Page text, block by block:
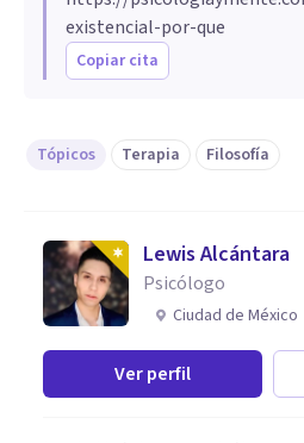
existencial-por-que
Copiar cita
Tópicos Terapia Filosofía
Lewis Alcántara
Psicólogo
Ciudad de México
Ver perfil